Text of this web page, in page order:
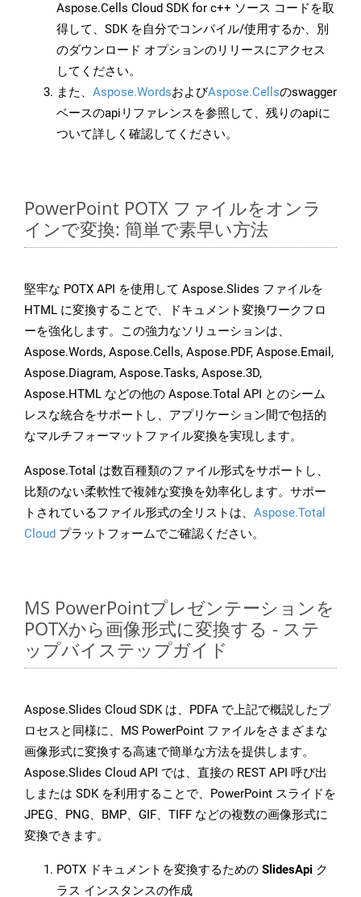
Aspose.Cells Cloud SDK for c++ ソース コードを取
得して、SDK を自分でコンパイル/使用するか、別
のダウンロード オプションのリリースにアクセス
してください。
また、 Aspose.WordsおよびAspose.Cellsのswagger
ベースのapiリファレンスを参照して、残りのapiに
ついて詳しく確認してください。
PowerPoint POTX ファイルをオンラ
インで変換: 簡単で素早い方法
堅牢な POTX API を使用して Aspose.Slides ファイルを
HTML に変換することで、ドキュメント変換ワークフロ
ーを強化します。この強力なソリューションは、
Aspose.Words, Aspose.Cells, Aspose.PDF, Aspose.Email,
Aspose.Diagram, Aspose.Tasks, Aspose.3D,
Aspose.HTML などの他の Aspose.Total API とのシーム
レスな統合をサポートし、アプリケーション間で包括的
なマルチフォーマットファイル変換を実現します。
Aspose.Total は数百種類のファイル形式をサポートし、
比類のない柔軟性で複雑な変換を効率化します。サポー
トされているファイル形式の全リストは、 Aspose.Total
Cloud プラットフォームでご確認ください。
MS PowerPointプレゼンテーションを
POTXから画像形式に変換する - ステ
ップバイステップガイド
Aspose.Slides Cloud SDK は、PDFA で上記で概説したプ
ロセスと同様に、MS PowerPoint ファイルをさまざまな
画像形式に変換する高速で簡単な方法を提供します。
Aspose.Slides Cloud API では、直接の REST API 呼び出
しまたは SDK を利用することで、PowerPoint スライドを
JPEG、PNG、BMP、GIF、TIFF などの複数の画像形式に
変換できます。
POTX ドキュメントを変換するための SlidesApi ク
ラス インスタンスの作成